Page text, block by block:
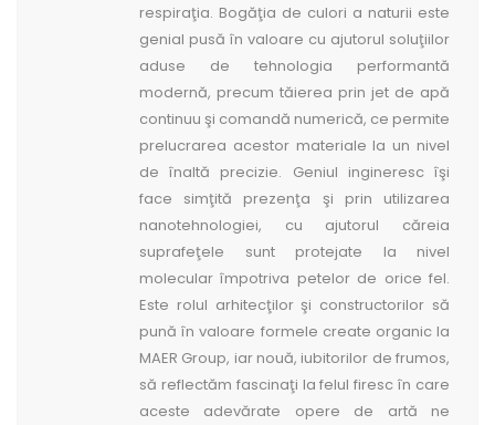
respiraţia. Bogăţia de culori a naturii este
genial pusă în valoare cu ajutorul soluţiilor
aduse de tehnologia performantă
modernă, precum tăierea prin jet de apă
continuu şi comandă numerică, ce permite
prelucrarea acestor materiale la un nivel
de înaltă precizie. Geniul ingineresc îşi
face simţită prezenţa şi prin utilizarea
nanotehnologiei, cu ajutorul căreia
suprafeţele sunt protejate la nivel
molecular împotriva petelor de orice fel.
Este rolul arhitecţilor şi constructorilor să
pună în valoare formele create organic la
MAER Group, iar nouă, iubitorilor de frumos,
să reflectăm fascinaţi la felul firesc în care
aceste adevărate opere de artă ne